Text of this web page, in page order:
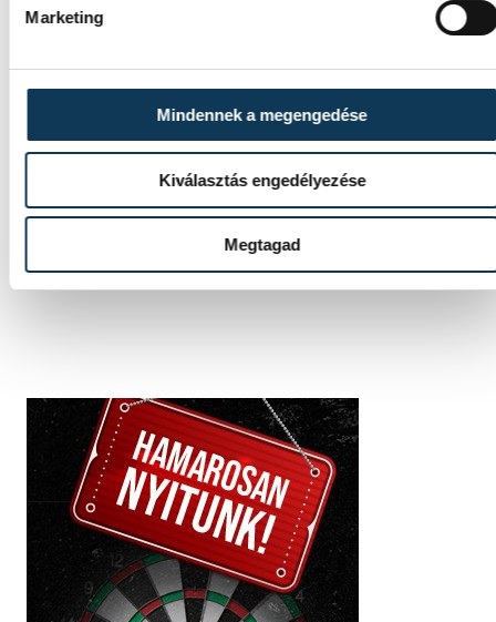
Marketing
Mindennek a megengedése
Kiválasztás engedélyezése
Megtagad
SZERZŐ
Darcsi
István